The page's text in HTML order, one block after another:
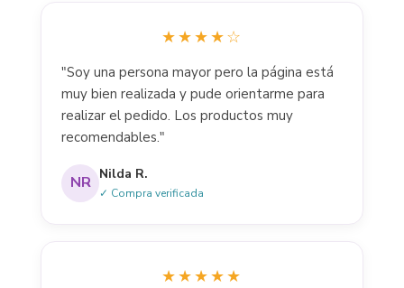
★★★★☆
"Soy una persona mayor pero la página está
muy bien realizada y pude orientarme para
realizar el pedido. Los productos muy
recomendables."
NR Nilda R.
✓ Compra verificada
★★★★★